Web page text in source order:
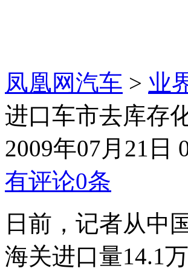
凤凰网汽车 > 业
进口车市去库存
2009年07月21日
有评论0条
日前，记者从中
海关进口量14.1